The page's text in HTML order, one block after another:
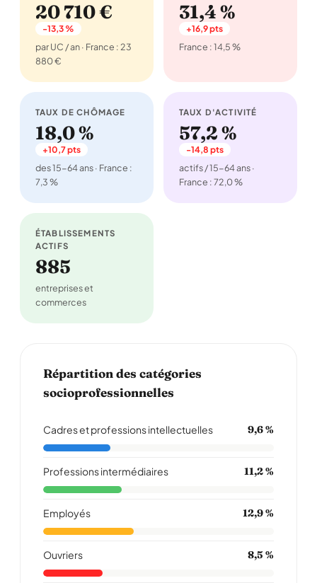
20 710 €
-13,3 %
par UC / an · France : 23
880 €
31,4 %
+16,9 pts
France : 14,5 %
TAUX DE CHÔMAGE
18,0 %
+10,7 pts
des 15-64 ans · France :
7,3 %
TAUX D'ACTIVITÉ
57,2 %
-14,8 pts
actifs / 15-64 ans ·
France : 72,0 %
ÉTABLISSEMENTS
ACTIFS
885
entreprises et
commerces
Répartition des catégories
socioprofessionnelles
Cadres et professions intellectuelles 9,6 %
Professions intermédiaires 11,2 %
Employés 12,9 %
Ouvriers 8,5 %